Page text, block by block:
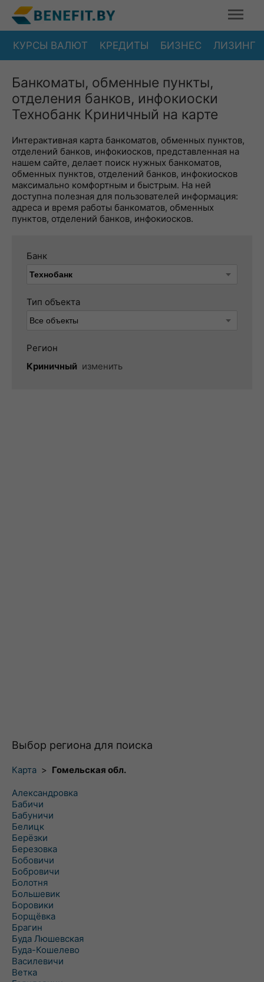
КУРСЫ ВАЛЮТ КРЕДИТЫ БИЗНЕС ЛИЗИНГ
Банкоматы, обменные пункты,
отделения банков, инфокиоски
Технобанк Криничный на карте
Интерактивная карта банкоматов, обменных пунктов,
отделений банков, инфокиосков, представленная на
нашем сайте, делает поиск нужных банкоматов,
обменных пунктов, отделений банков, инфокиосков
максимально комфортным и быстрым. На ней
доступна полезная для пользователей информация:
адреса и время работы банкоматов, обменных
пунктов, отделений банков, инфокиосков.
Банк
Тип объекта
Регион
Криничный изменить
Выбор региона для поиска
Карта > Гомельская обл.
Александровка
Бабичи
Бабуничи
Белицк
Берёзки
Березовка
Бобовичи
Бобровичи
Болотня
Большевик
Боровики
Борщёвка
Брагин
Буда Люшевская
Буда-Кошелево
Василевичи
Ветка